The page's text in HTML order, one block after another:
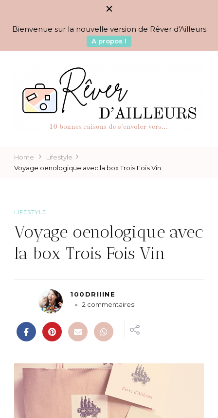
Bienvenue sur la nouvelle version de Rêver d'Ailleurs
A propos !
Rêver d'Ailleurs – 10
raisons de s'envoler vers…
BLOG VOYAGES DEPUIS 2010
Home
Lifestyle
Voyage oenologique avec la box Trois Fois Vin
LIFESTYLE
Voyage oenologique avec
la box Trois Fois Vin
100DRIIINE
2 commentairess
V
a
g
o
e